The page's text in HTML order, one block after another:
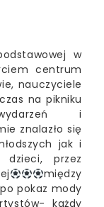
w
centrum
nauczyciele
na pikniku
i
znalazło się
jak i
przez
między
pokaz mody
każdy